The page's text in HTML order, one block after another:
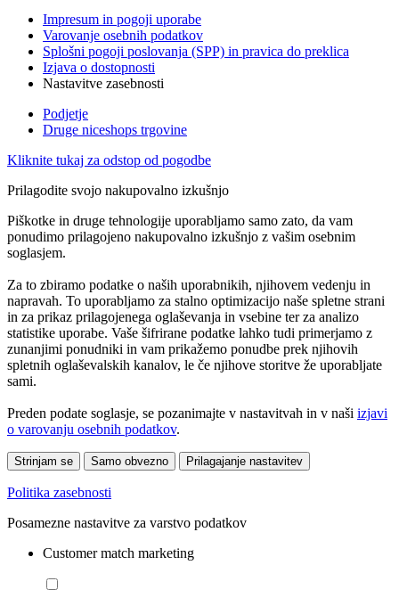
Impresum in pogoji uporabe
Varovanje osebnih podatkov
Splošni pogoji poslovanja (SPP) in pravica do preklica
Izjava o dostopnosti
Nastavitve zasebnosti
Podjetje
Druge niceshops trgovine
Kliknite tukaj za odstop od pogodbe
Prilagodite svojo nakupovalno izkušnjo
Piškotke in druge tehnologije uporabljamo samo zato, da vam
ponudimo prilagojeno nakupovalno izkušnjo z vašim osebnim
soglasjem.
Za to zbiramo podatke o naših uporabnikih, njihovem vedenju in
napravah. To uporabljamo za stalno optimizacijo naše spletne strani
in za prikaz prilagojenega oglaševanja in vsebine ter za analizo
statistike uporabe. Vaše šifrirane podatke lahko tudi primerjamo z
zunanjimi ponudniki in vam prikažemo ponudbe prek njihovih
spletnih oglaševalskih kanalov, le če njihove storitve že uporabljate
sami.
Preden podate soglasje, se pozanimajte v nastavitvah in v naši izjavi
o varovanju osebnih podatkov.
Strinjam se Samo obvezno Prilagajanje nastavitev
Politika zasebnosti
Posamezne nastavitve za varstvo podatkov
Customer match marketing